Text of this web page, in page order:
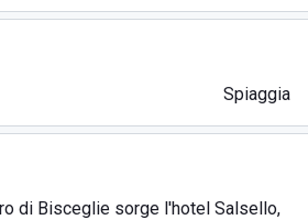
Spiaggia
di Bisceglie sorge l'hotel Salsello,